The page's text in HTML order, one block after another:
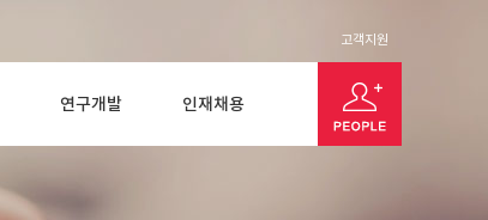
고객지원
연구개발 인재채용